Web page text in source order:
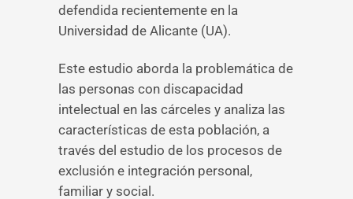
defendida recientemente en la
Universidad de Alicante (UA).
Este estudio aborda la problemática de
las personas con discapacidad
intelectual en las cárceles y analiza las
características de esta población, a
través del estudio de los procesos de
exclusión e integración personal,
familiar y social.